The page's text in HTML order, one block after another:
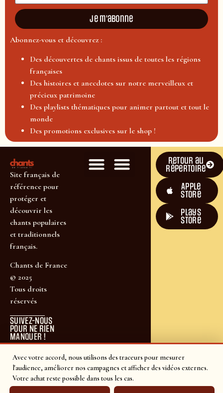
Avec votre accord, nous utilisons des traceurs pour mesurer
l'audience, améliorer nos campagnes et afficher des vidéos externes.
Votre achat reste possible dans tous les cas.
Je m'abonne
Abonnez-vous et découvrez :
Des découvertes de chants issus de toutes les régions
françaises
Des histoires et anecdotes sur notre merveilleux et
précieux patrimoine
Des playlists thématiques pour animer partout et tout le
monde
Des promotions exclusives sur le shop !
Site français de
référence pour
protéger et
découvrir les
chants populaires
et traditionnels
français.
Chants de France
© 2025
Tous droits
réservés
SUIVEZ-NOUS
POUR NE RIEN
MANQUER !
Retour au
répertoire
Apple
Store
plays
store